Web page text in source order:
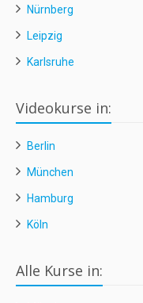
Nürnberg
Leipzig
Karlsruhe
Videokurse in:
Berlin
München
Hamburg
Köln
Alle Kurse in: